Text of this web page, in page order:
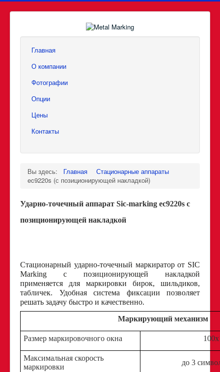
Главная
О компании
Фотографии
Опции
Цены
Контакты
Вы здесь: Главная
Стационарные аппараты
ec9220s (с позиционирующей накладкой)
Ударно-точечный аппарат Sic-marking ec9220s с
позиционирующей накладкой
Стационарный ударно-точечный маркиратор от SIC
Marking с позиционирующей накладкой
применяется для маркировки бирок, шильдиков,
табличек. Удобная система фиксации позволяет
решать задачу быстро и качественно.
Маркирующий механизм
Размер маркировочного окна
Максимальная скорость
маркировки
до 3